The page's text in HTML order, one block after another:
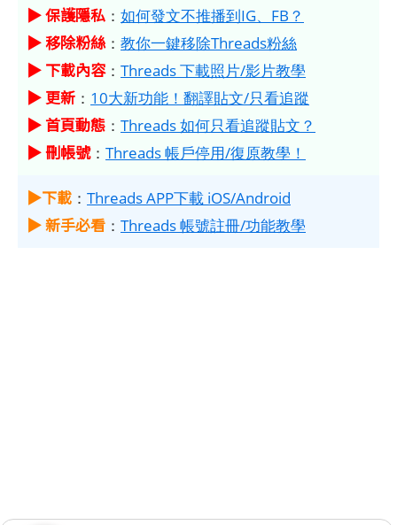
▶ 保護隱私 ： 如何發文不推播到IG、FB？
▶ 移除粉絲： 教你一鍵移除Threads粉絲
▶ 下載內容： Threads 下載照片/影片教學
▶ 更新 ： 10大新功能！翻譯貼文/只看追蹤
▶ 首頁動態 ： Threads 如何只看追蹤貼文？
▶ 刪帳號： Threads 帳戶停用/復原教學！
▶下載 ： Threads APP下載 iOS/Android
▶ 新手必看 ： Threads 帳號註冊/功能教學